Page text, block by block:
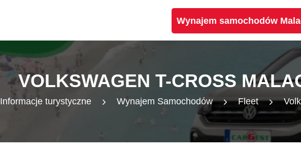
Wynajem samochodów
VOLKSWAGEN T-CROSS
Informacje turystyczne Wynajem Samochodów Fleet